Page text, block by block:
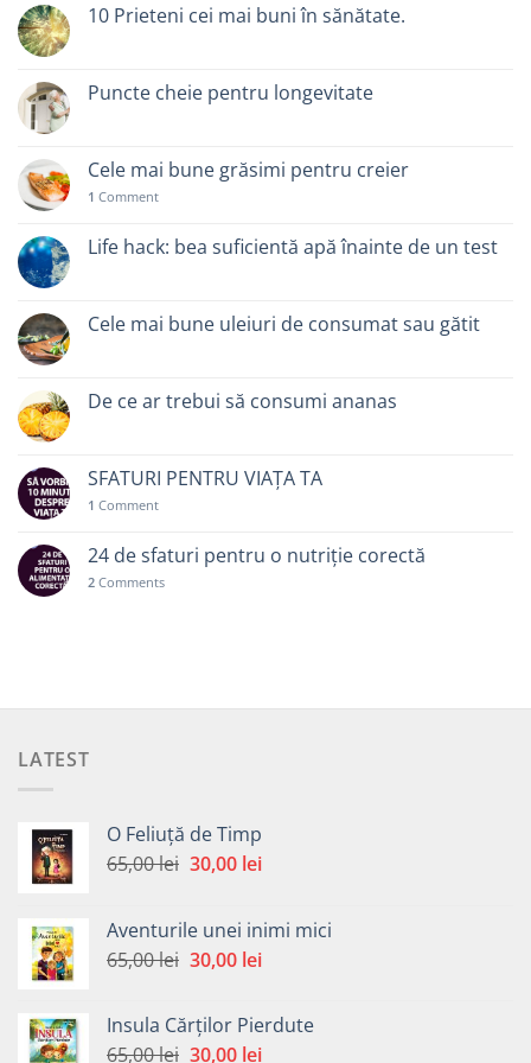
10 Prieteni cei mai buni în sănătate.
Puncte cheie pentru longevitate
Cele mai bune grăsimi pentru creier
1 Comment
Life hack: bea suficientă apă înainte de un test
Cele mai bune uleiuri de consumat sau gătit
De ce ar trebui să consumi ananas
SFATURI PENTRU VIAȚA TA
1 Comment
24 de sfaturi pentru o nutriție corectă
2 Comments
LATEST
O Feliuță de Timp
65,00lei Prețul
fost:
65,00 lei.
30,00 leiPrețul
30,00 lei.
Aventurile unei inimi mici
65,00lei Prețul
fost:
30,00 leiPrețul
30,00 lei.
Insula Cărților Pierdute
65,00lei Prețul
30,00 leiPrețul